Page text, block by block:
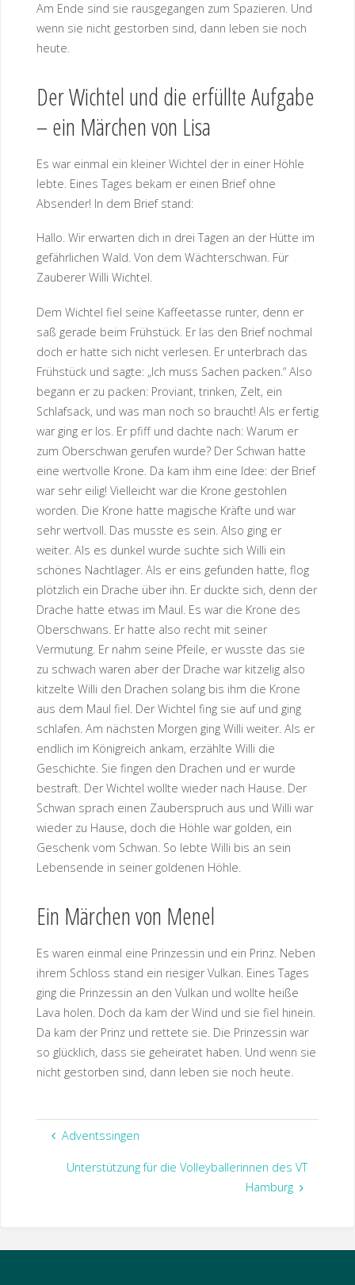
Am Ende sind sie rausgegangen zum Spazieren. Und
wenn sie nicht gestorben sind, dann leben sie noch
heute.
Der Wichtel und die erfüllte Aufgabe
– ein Märchen von Lisa
Es war einmal ein kleiner Wichtel der in einer Höhle
lebte. Eines Tages bekam er einen Brief ohne
Absender! In dem Brief stand:
Hallo. Wir erwarten dich in drei Tagen an der Hütte im
gefährlichen Wald. Von dem Wächterschwan. Für
Zauberer Willi Wichtel.
Dem Wichtel fiel seine Kaffeetasse runter, denn er
saß gerade beim Frühstück. Er las den Brief nochmal
doch er hatte sich nicht verlesen. Er unterbrach das
Frühstück und sagte: „Ich muss Sachen packen.“ Also
begann er zu packen: Proviant, trinken, Zelt, ein
Schlafsack, und was man noch so braucht! Als er fertig
war ging er los. Er pfiff und dachte nach: Warum er
zum Oberschwan gerufen wurde? Der Schwan hatte
eine wertvolle Krone. Da kam ihm eine Idee: der Brief
war sehr eilig! Vielleicht war die Krone gestohlen
worden. Die Krone hatte magische Kräfte und war
sehr wertvoll. Das musste es sein. Also ging er
weiter. Als es dunkel wurde suchte sich Willi ein
schönes Nachtlager. Als er eins gefunden hatte, flog
plötzlich ein Drache über ihn. Er duckte sich, denn der
Drache hatte etwas im Maul. Es war die Krone des
Oberschwans. Er hatte also recht mit seiner
Vermutung. Er nahm seine Pfeile, er wusste das sie
zu schwach waren aber der Drache war kitzelig also
kitzelte Willi den Drachen solang bis ihm die Krone
aus dem Maul fiel. Der Wichtel fing sie auf und ging
schlafen. Am nächsten Morgen ging Willi weiter. Als er
endlich im Königreich ankam, erzählte Willi die
Geschichte. Sie fingen den Drachen und er wurde
bestraft. Der Wichtel wollte wieder nach Hause. Der
Schwan sprach einen Zauberspruch aus und Willi war
wieder zu Hause, doch die Höhle war golden, ein
Geschenk vom Schwan. So lebte Willi bis an sein
Lebensende in seiner goldenen Höhle.
Ein Märchen von Menel
Es waren einmal eine Prinzessin und ein Prinz. Neben
ihrem Schloss stand ein riesiger Vulkan. Eines Tages
ging die Prinzessin an den Vulkan und wollte heiße
Lava holen. Doch da kam der Wind und sie fiel hinein.
Da kam der Prinz und rettete sie. Die Prinzessin war
so glücklich, dass sie geheiratet haben. Und wenn sie
nicht gestorben sind, dann leben sie noch heute.
Adventssingen
Unterstützung für die Volleyballerinnen des VT
Hamburg